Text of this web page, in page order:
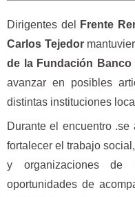
Dirigentes del
Frente
Carlos Tejedor
de la Fundación Banco
avanzar en posibles
distintas instituciones
Durante el encuentro
fortalecer el trabajo
y organizaciones de
oportunidades de